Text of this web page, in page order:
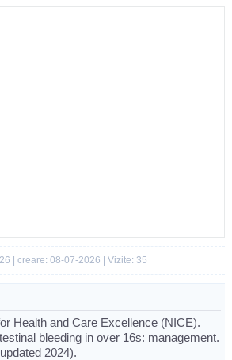
| creare: 08-07-2026 | Vizite: 35
Health and Care Excellence (NICE).
bleeding in over 16s: management.
2024).